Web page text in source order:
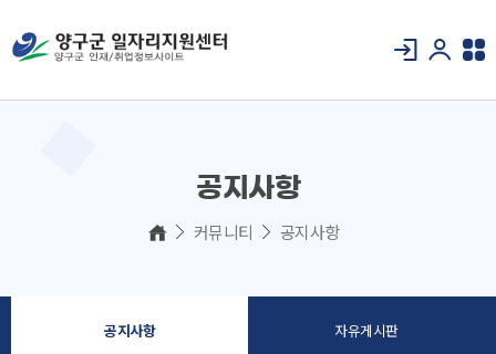
공지사항
커뮤니티 공지사항
공지사항 자유게시판